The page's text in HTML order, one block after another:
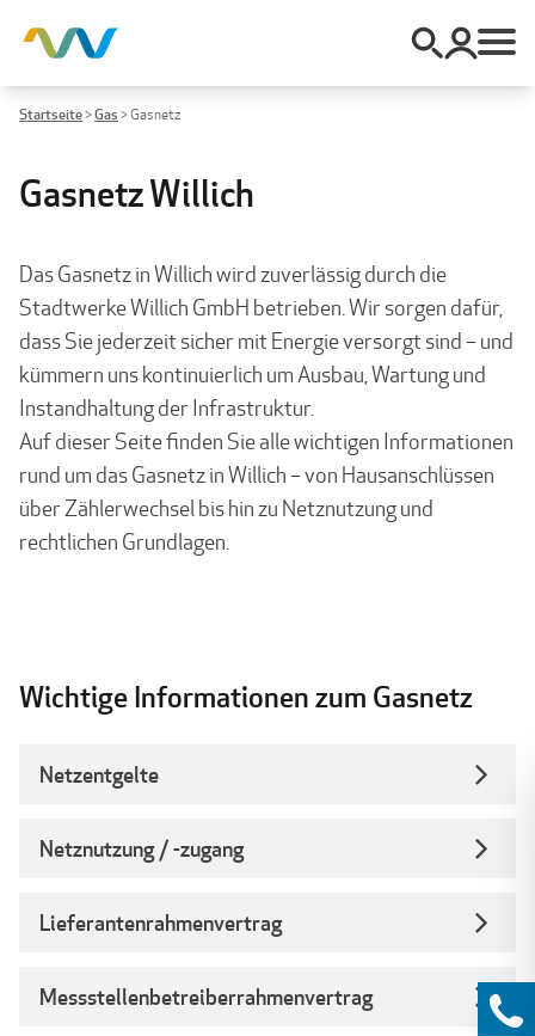
Startseite>Gas >Gasnetz
Gasnetz Willich
Das Gasnetz in Willich wird zuverlässig durch die
Stadtwerke Willich GmbH betrieben. Wir sorgen dafür,
dass Sie jederzeit sicher mit Energie versorgt sind – und
kümmern uns kontinuierlich um Ausbau, Wartung und
Instandhaltung der Infrastruktur.
Auf dieser Seite finden Sie alle wichtigen Informationen
rund um das Gasnetz in Willich – von Hausanschlüssen
über Zählerwechsel bis hin zu Netznutzung und
rechtlichen Grundlagen.
Wichtige Informationen zum Gasnetz
Netzentgelte
Netznutzung / -zugang
Lieferantenrahmenvertrag
Messstellenbetreiberrahmenvertrag